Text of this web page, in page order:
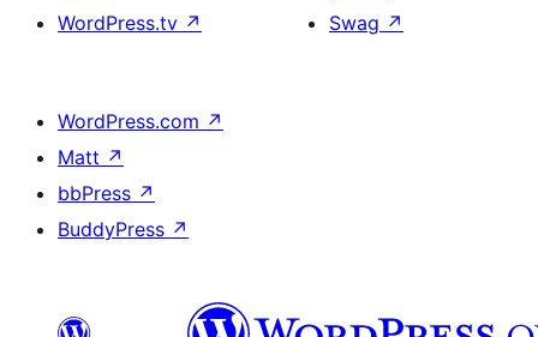
WordPress.tv ↗
Swag ↗
WordPress.com ↗
Matt ↗
bbPress ↗
BuddyPress ↗